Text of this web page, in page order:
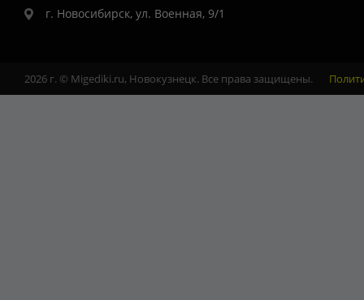
г. Новосибирск, ул. Военная, 9/1
2026 г. © Migediki.ru, Новокузнецк. Все права защищены.